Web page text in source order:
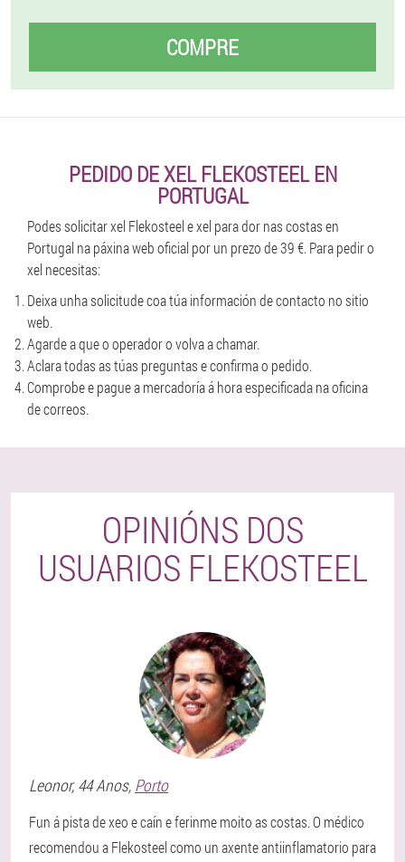
COMPRE
PEDIDO DE XEL FLEKOSTEEL EN
PORTUGAL
Podes solicitar xel Flekosteel e xel para dor nas costas en
Portugal na páxina web oficial por un prezo de 39 €. Para pedir o
xel necesitas:
Deixa unha solicitude coa túa información de contacto no sitio
web.
Agarde a que o operador o volva a chamar.
Aclara todas as túas preguntas e confirma o pedido.
Comprobe e pague a mercadoría á hora especificada na oficina
de correos.
OPINIÓNS DOS
USUARIOS FLEKOSTEEL
Leonor, 44 Anos, Porto
Fun á pista de xeo e caín e ferinme moito as costas. O médico
recomendou a Flekosteel como un axente antiinflamatorio para